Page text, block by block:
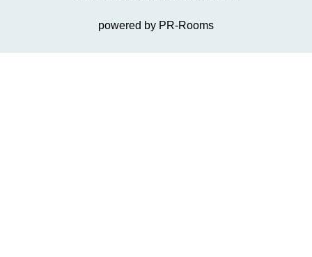
powered by PR-Rooms